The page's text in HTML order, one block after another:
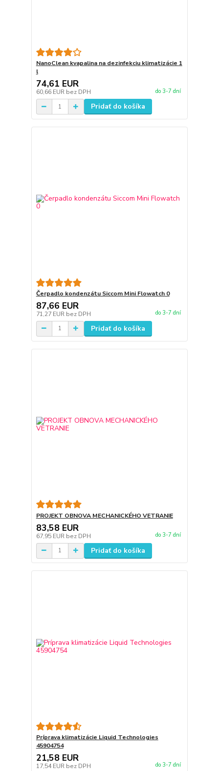
NanoClean kvapalina na dezinfekciu klimatizácie 1
l
74,61 EUR
60,66 EUR bez DPH do 3-7 dní
Pridať do košíka
Čerpadlo kondenzátu Siccom Mini Flowatch 0
87,66 EUR
71,27 EUR bez DPH do 3-7 dní
Pridať do košíka
PROJEKT OBNOVA MECHANICKÉHO VETRANIE
83,58 EUR
67,95 EUR bez DPH do 3-7 dní
Pridať do košíka
Príprava klimatizácie Liquid Technologies
45904754
21,58 EUR
17,54 EUR bez DPH do 3-7 dní